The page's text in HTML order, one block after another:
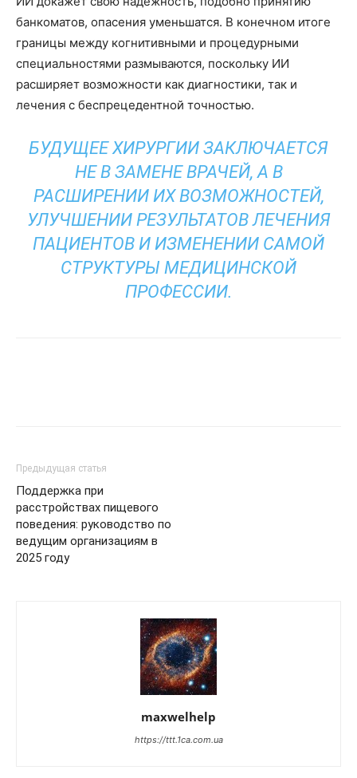
банкоматов, опасения уменьшатся. В конечном итоге
границы между когнитивными и процедурными
специальностями размываются, поскольку ИИ
расширяет возможности как диагностики, так и
лечения с беспрецедентной точностью.
БУДУЩЕЕ ХИРУРГИИ ЗАКЛЮЧАЕТСЯ
НЕ В ЗАМЕНЕ ВРАЧЕЙ, А В
РАСШИРЕНИИ ИХ ВОЗМОЖНОСТЕЙ,
УЛУЧШЕНИИ РЕЗУЛЬТАТОВ ЛЕЧЕНИЯ
ПАЦИЕНТОВ И ИЗМЕНЕНИИ САМОЙ
СТРУКТУРЫ МЕДИЦИНСКОЙ
ПРОФЕССИИ.
Предыдущая статья
Поддержка при
расстройствах пищевого
поведения: руководство по
ведущим организациям в
2025 году
maxwelhelp
https://ttt.1ca.com.ua